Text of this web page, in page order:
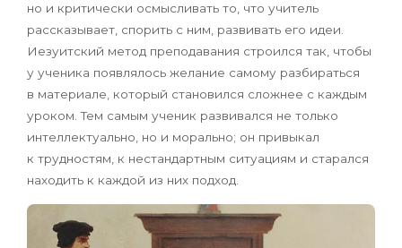
но и критически осмысливать то, что учитель
рассказывает, спорить с ним, развивать его идеи.
Иезуитский метод преподавания строился так, чтобы
у ученика появлялось желание самому разбираться
в материале, который становился сложнее с каждым
уроком. Тем самым ученик развивался не только
интеллектуально, но и морально; он привыкал
к трудностям, к нестандартным ситуациям и старался
находить к каждой из них подход.